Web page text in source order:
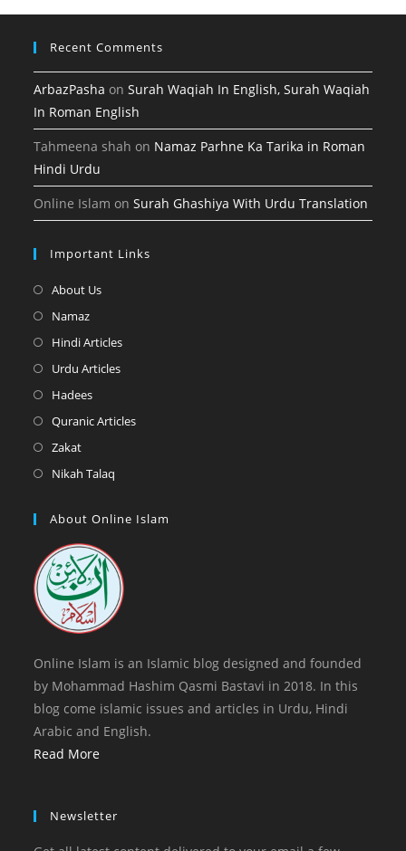
tab
Recent Comments
ArbazPasha onSurah Waqiah In English, Surah Waqiah
In Roman English
Tahmeena shah on Namaz Parhne Ka Tarika in Roman
Hindi Urdu
Online Islam onSurah Ghashiya With Urdu Translation
Important Links
About UsOpens
a
tab
NamazOpens
in
tab
Hindi ArticlesOpens
tab
Urdu ArticlesOpens
a
HadeesOpens
in
tab
Quranic ArticlesOpens
tab
ZakatOpens
in
new
Nikah Talaq
a
tab
About Online Islam
Online Islam is an Islamic blog designed and founded
by Mohammad Hashim Qasmi Bastavi in 2018. In this
blog come islamic issues and articles in Urdu, Hindi
Arabic and English.
Read More
Newsletter